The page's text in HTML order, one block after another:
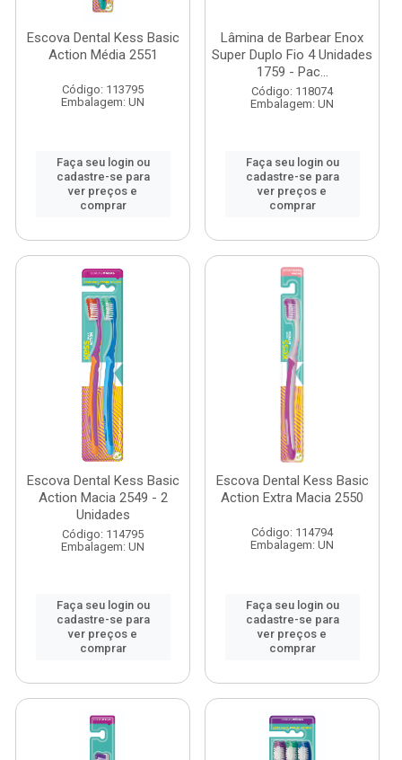
Escova Dental Kess Basic
Action Média 2551
Código: 113795
Embalagem: UN
Faça seu login ou
cadastre-se para
ver preços e
comprar
Lâmina de Barbear Enox
Super Duplo Fio 4 Unidades
1759 - Pac...
Código: 118074
Embalagem: UN
Faça seu login ou
cadastre-se para
ver preços e
comprar
Escova Dental Kess Basic
Action Macia 2549 - 2
Unidades
Código: 114795
Embalagem: UN
Faça seu login ou
cadastre-se para
ver preços e
comprar
Escova Dental Kess Basic
Action Extra Macia 2550
Código: 114794
Embalagem: UN
Faça seu login ou
cadastre-se para
ver preços e
comprar